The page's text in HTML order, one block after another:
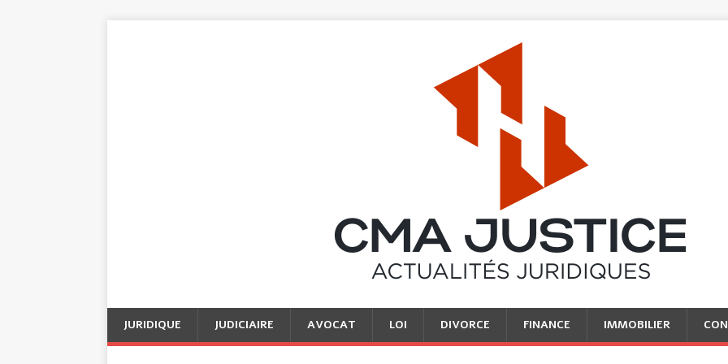
JURIDIQUE JUDICIAIRE AVOCAT LOI DIVORCE FINANCE IMMOBILIER